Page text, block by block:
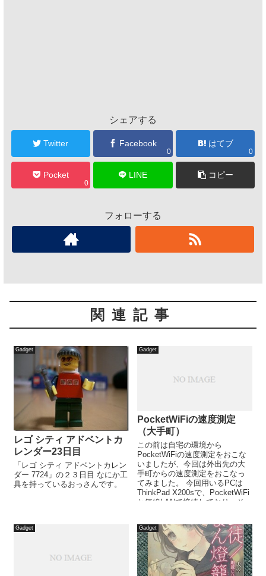
シェアする
Twitter Facebook
0
はてブ
0
Pocket
0
LINE コピー
フォローする
関連記事
Gadget
レゴ シティ アドベントカ
レンダー23日目
「レゴ シティ アドベントカレン
ダー 7724」の２３日目 なにか工
具を持っているおっさんです。
Gadget
PocketWiFiの速度測定
（大手町）
この前は自宅の環境から
PocketWiFiの速度測定をおこな
いましたが、今回は外出先の大
手町からの速度測定をおこなっ
てみました。 今回用いるPCは
ThinkPad X200sで、PocketWiFi
と無線LANで接続しており、そ
Gadget Gadget